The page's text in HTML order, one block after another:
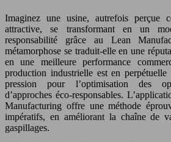
Imaginez une usine, autrefois perçue
attractive, se transformant en un
responsabilité grâce au Lean
métamorphose se traduit-elle en une
en une meilleure performance
production industrielle est en
pression pour l’optimisation des
d’approches éco-responsables.
Manufacturing offre une méthode
impératifs, en améliorant la chaîne de
gaspillages.